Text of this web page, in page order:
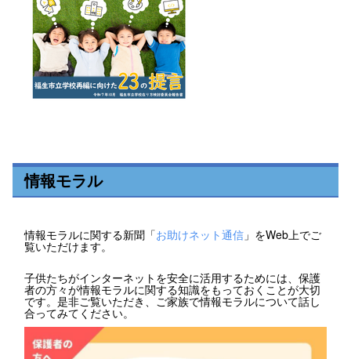
情報モラル
情報モラルに関する新聞「お助けネット通信 」をWeb上でご
覧いただけます。
子供たちがインターネットを安全に活用するためには、保護
者の方々が情報モラルに関する知識をもっておくことが大切
です。是非ご覧いただき、ご家族で情報モラルについて話し
合ってみてください。